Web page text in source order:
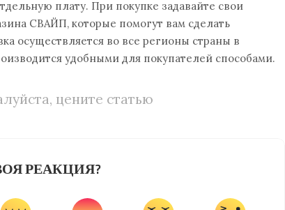
плату. При покупке задавайте свои
СВАЙП, которые помогут вам сделать
осуществляется во все регионы страны в
удобными для покупателей способами.
цените статью
РЕАКЦИЯ?